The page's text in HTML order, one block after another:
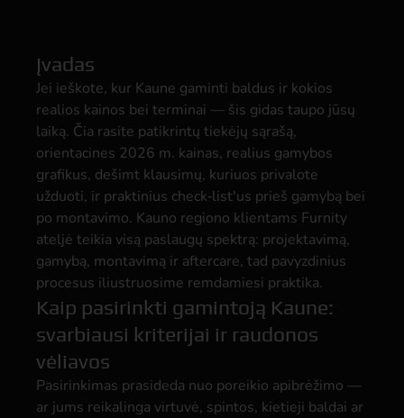
Įvadas
Jei ieškote, kur Kaune gaminti baldus ir kokios
realios kainos bei terminai — šis gidas taupo jūsų
laiką. Čia rasite patikrintų tiekėjų sąrašą,
orientacines 2026 m. kainas, realius gamybos
grafikus, dešimt klausimų, kuriuos privalote
užduoti, ir praktinius check‑list'us prieš gamybą bei
po montavimo. Kauno regiono klientams Furnity
ateljė teikia visą paslaugų spektrą: projektavimą,
gamybą, montavimą ir aftercare, tad pavyzdinius
procesus iliustruosime remdamiesi praktika.
Kaip pasirinkti gamintoją Kaune:
svarbiausi kriterijai ir raudonos
vėliavos
Pasirinkimas prasideda nuo poreikio apibrėžimo —
ar jums reikalinga virtuvė, spintos, kietieji baldai ar